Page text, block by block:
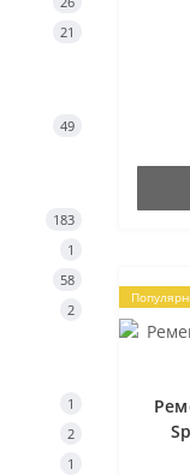
21
49
183
1
58
2
1
2
1